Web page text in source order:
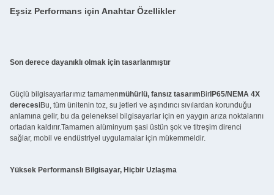
Eşsiz Performans için Anahtar Özellikler
Son derece dayanıklı olmak için tasarlanmıştır
Güçlü bilgisayarlarımız tamamenmühürlü, fansız tasarım Bir IP65/NEMA 4X
derecesiBu, tüm ünitenin toz, su jetleri ve aşındırıcı sıvılardan korunduğu
anlamına gelir, bu da geleneksel bilgisayarlar için en yaygın arıza noktalarını
ortadan kaldırır.Tamamen alüminyum şasi üstün şok ve titreşim direnci
sağlar, mobil ve endüstriyel uygulamalar için mükemmeldir.
Yüksek Performanslı Bilgisayar, Hiçbir Uzlaşma